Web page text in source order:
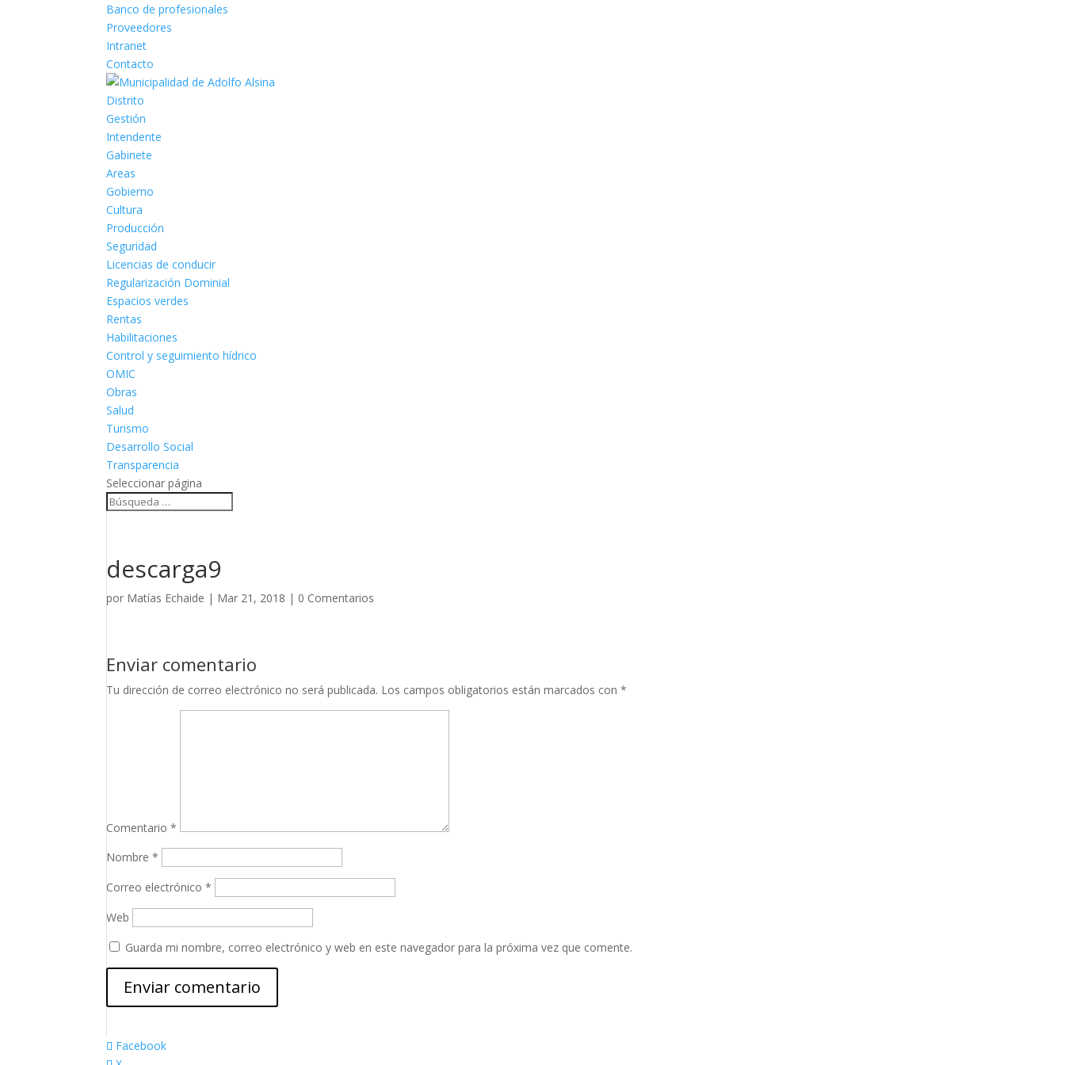
Banco de profesionales
Proveedores
Intranet
Contacto
Distrito
Gestión
Intendente
Gabinete
Areas
Gobierno
Cultura
Producción
Seguridad
Licencias de conducir
Regularización Dominial
Espacios verdes
Rentas
Habilitaciones
Control y seguimiento hídrico
OMIC
Obras
Salud
Turismo
Desarrollo Social
Transparencia
Seleccionar página
descarga9
por Matías Echaide | Mar 21, 2018 | 0 Comentarios
Enviar comentario
Tu dirección de correo electrónico no será publicada. Los campos obligatorios están marcados con*
Comentario*
Nombre*
Correo electrónico*
Web
Guarda mi nombre, correo electrónico y web en este navegador para la próxima vez que comente.
Facebook